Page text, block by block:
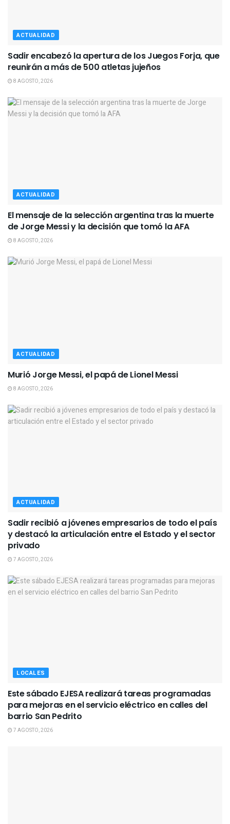
ACTUALIDAD
Sadir encabezó la apertura de los Juegos Forja, que
reunirán a más de 500 atletas jujeños
8 AGOSTO, 2026
ACTUALIDAD
El mensaje de la selección argentina tras la muerte
de Jorge Messi y la decisión que tomó la AFA
8 AGOSTO, 2026
ACTUALIDAD
Murió Jorge Messi, el papá de Lionel Messi
8 AGOSTO, 2026
ACTUALIDAD
Sadir recibió a jóvenes empresarios de todo el país
y destacó la articulación entre el Estado y el sector
privado
7 AGOSTO, 2026
LOCALES
Este sábado EJESA realizará tareas programadas
para mejoras en el servicio eléctrico en calles del
barrio San Pedrito
7 AGOSTO, 2026